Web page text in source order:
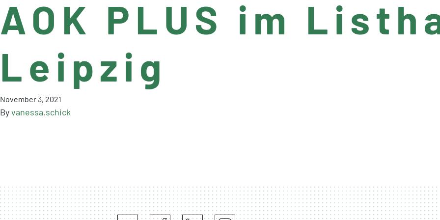
AOK PLUS im
Leipzig
November 3, 2021
Byvanessa.schick